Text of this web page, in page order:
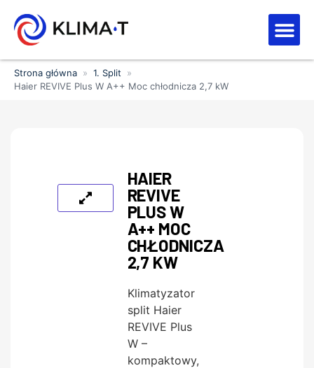
Strona główna » 1. Split
»
Haier REVIVE Plus W A++ Moc chłodnicza 2,7 kW
HAIER
REVIVE
PLUS W
A++ MOC
CHŁODNICZA
2,7 KW
Klimatyzator
split Haier
REVIVE Plus
W –
kompaktowy,